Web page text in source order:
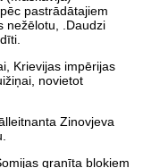
pastrādātajiem
nežēlotu, .Daudzi
Krievijas impērijas
novietot
Zinovjeva
granīta blokiem